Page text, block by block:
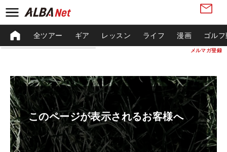
メルマガ登録
全ツアー ギア レッスン ライフ 漫画 ゴル
このページが表示されるお客様へ